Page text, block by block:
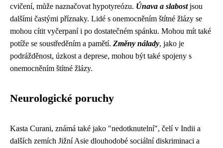
cvičení, může naznačovat hypotyreózu. Únava a slabostjsou
dalšími častými příznaky. Lidé s onemocněním štítné žlázy se
mohou cítit vyčerpaní i po dostatečném spánku. Mohou mít také
potíže se soustředěním a pamětí. Změny nálady, jako je
podrážděnost, úzkost a deprese, mohou být také spojeny s
onemocněním štítné žlázy.
Neurologické poruchy
Kasta Curani, známá také jako "nedotknutelní", čelí v Indii a
dalších zemích Jižní Asie dlouhodobé sociální diskriminaci a